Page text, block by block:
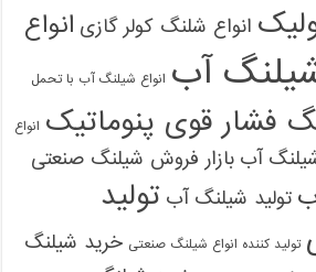
انواع شلنگ کولر گازی انواع
آب انواع شیلنگ آب با تحمل
فشار قوی پنوماتیک انواع
شیلنگ آب بازار فروش شیلنگ صنعتی
تولید شیلنگ آب تولید
تولید کننده انواع شیلنگ صنعتی خرید شیلنگ